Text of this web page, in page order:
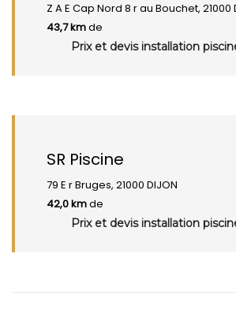
Z A E Cap Nord 8 r au Bouchet, 21000
43,7 kmde
Prix et devis installation
SR Piscine
79 E r Bruges, 21000 DIJON
42,0 kmde
Prix et devis installation